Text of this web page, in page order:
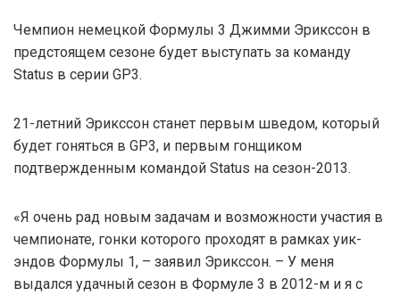
Чемпион немецкой Формулы 3 Джимми Эрикссон в
предстоящем сезоне будет выступать за команду
Status в серии GP3.
21-летний Эрикссон станет первым шведом, который
будет гоняться в GP3, и первым гонщиком
подтвержденным командой Status на сезон-2013.
«Я очень рад новым задачам и возможности участия в
чемпионате, гонки которого проходят в рамках уик-
эндов Формулы 1, – заявил Эрикссон. – У меня
выдался удачный сезон в Формуле 3 в 2012-м и я с